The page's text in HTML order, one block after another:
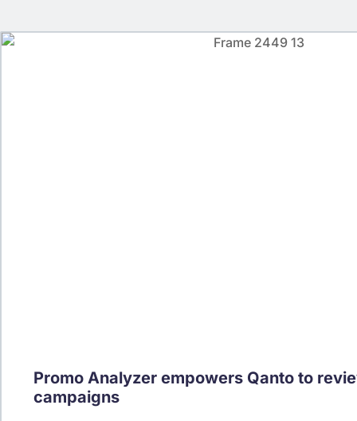
Promo Analyzer empowers Qanto to
campaigns